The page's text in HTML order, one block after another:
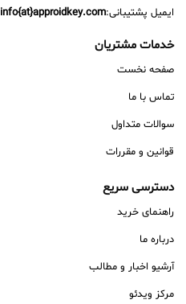
ایمیل پشتیبانی:info{at}approidkey.com
خدمات مشتریان
صفحه نخست
تماس با ما
سوالات متداول
قوانین و مقررات
دسترسی سریع
راهنمای خرید
درباره ما
آرشیو اخبار و مطالب
مرکز ویدئو